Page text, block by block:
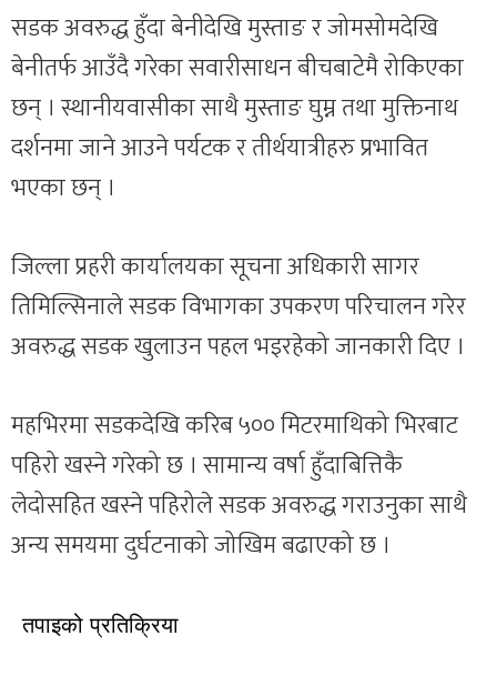
सडक अवरुद्ध हुँदा बेनीदेखि मुस्ताङ र जोमसोमदेखि
बेनीतर्फ आउँदै गरेका सवारीसाधन बीचबाटेमै रोकिएका
छन् । स्थानीयवासीका साथै मुस्ताङ घुम्न तथा मुक्तिनाथ
दर्शनमा जाने आउने पर्यटक र तीर्थयात्रीहरु प्रभावित
भएका छन् ।
जिल्ला प्रहरी कार्यालयका सूचना अधिकारी सागर
तिमिल्सिनाले सडक विभागका उपकरण परिचालन गरेर
अवरुद्ध सडक खुलाउन पहल भइरहेको जानकारी दिए ।
महभिरमा सडकदेखि करिब ५०० मिटरमाथिको भिरबाट
पहिरो खस्ने गरेको छ । सामान्य वर्षा हुँदाबित्तिकै
लेदोसहित खस्ने पहिरोले सडक अवरुद्ध गराउनुका साथै
अन्य समयमा दुर्घटनाको जोखिम बढाएको छ ।
तपाइको प्रतिक्रिया